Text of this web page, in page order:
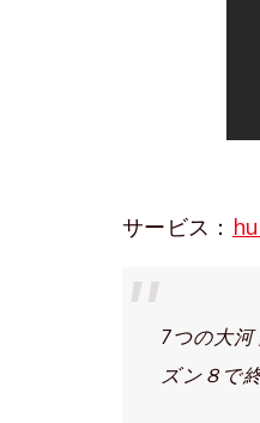
サービス：
7つの大
ズン８で